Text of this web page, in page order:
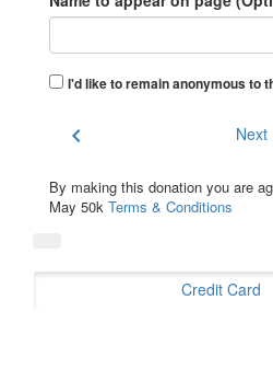
I'd like to remain anonymous to
chevron_left Next
By making this donation you are
May 50k Terms & Conditions
Credit Card